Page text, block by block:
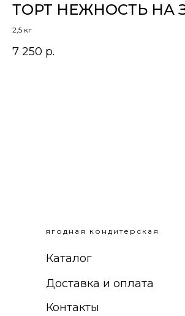
ТОРТ НЕЖНОСТЬ НА
2,5 кг
7 250 р.
ягодная кондитерская
Каталог
Доставка и оплата
Контакты